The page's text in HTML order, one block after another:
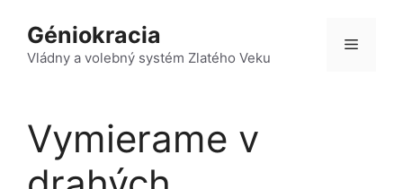
obsah
Géniokracia
Vládny a volebný systém Zlatého Veku
Menu
Vymierame v